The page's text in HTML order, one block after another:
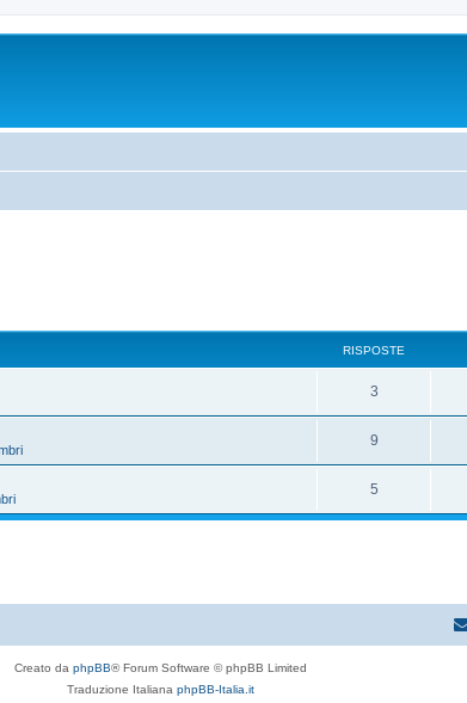
RISPOSTE
3
9
5
Creato da phpBB® Forum Software © phpBB Limited
Traduzione Italiana phpBB-Italia.it